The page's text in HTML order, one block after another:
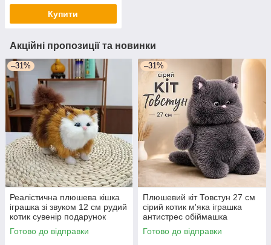
Купити
Акційні пропозиції та новинки
–31%
Реалістична плюшева кішка
іграшка зі звуком 12 см рудий
котик сувенір подарунок
дітям і дорослим
Готово до відправки
–31%
Плюшевий кіт Товстун 27 см
сірий котик м'яка іграшка
антистрес обіймашка
подарунок
Готово до відправки